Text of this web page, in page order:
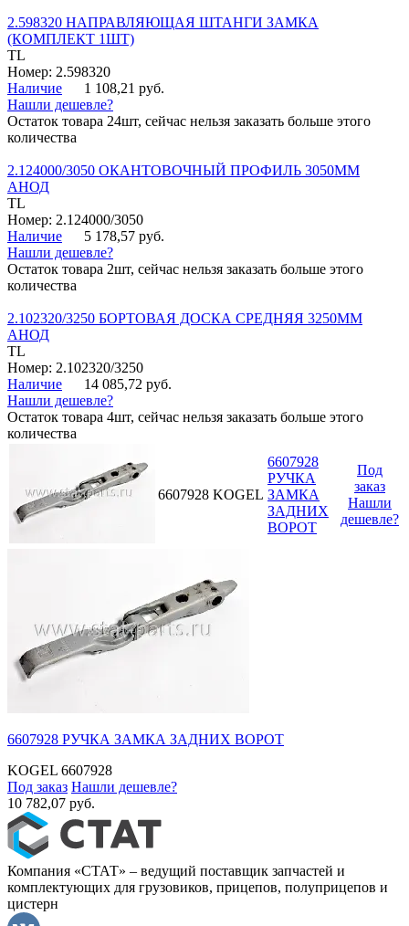
2.598320 НАПРАВЛЯЮЩАЯ ШТАНГИ ЗАМКА
(КОМПЛЕКТ 1ШТ)
TL
Номер: 2.598320
Наличие
1 108,21 руб.
Нашли дешевле?
Остаток товара 24шт, сейчас нельзя заказать больше этого
количества
2.124000/3050 ОКАНТОВОЧНЫЙ ПРОФИЛЬ 3050ММ
АНОД
TL
Номер: 2.124000/3050
Наличие
5 178,57 руб.
Нашли дешевле?
Остаток товара 2шт, сейчас нельзя заказать больше этого
количества
2.102320/3250 БОРТОВАЯ ДОСКА СРЕДНЯЯ 3250ММ
АНОД
TL
Номер: 2.102320/3250
Наличие
14 085,72 руб.
Нашли дешевле?
Остаток товара 4шт, сейчас нельзя заказать больше этого
количества
6607928 KOGEL
6607928
РУЧКА
ЗАМКА
ЗАДНИХ
ВОРОТ
Под
заказ
Нашли
дешевле?
6607928 РУЧКА ЗАМКА ЗАДНИХ ВОРОТ
KOGEL 6607928
Под заказ Нашли дешевле?
10 782,07 руб.
Компания «СТАТ» – ведущий поставщик запчастей и
комплектующих для грузовиков, прицепов, полуприцепов и
цистерн